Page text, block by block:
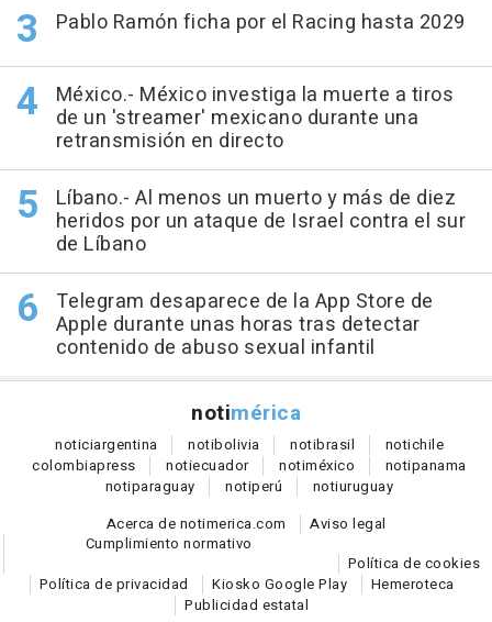
Pablo Ramón ficha por el Racing hasta 2029
México.- México investiga la muerte a tiros
de un 'streamer' mexicano durante una
retransmisión en directo
Líbano.- Al menos un muerto y más de diez
heridos por un ataque de Israel contra el sur
de Líbano
Telegram desaparece de la App Store de
Apple durante unas horas tras detectar
contenido de abuso sexual infantil
notimérica
noticiargentina notibolivia notibrasil notichile
colombiapress notiecuador notiméxico notipanama
notiparaguay notiperú notiuruguay
Acerca de notimerica.com
Aviso legal
Cumplimiento normativo
Política de cookies
Política de privacidad
Kiosko Google Play
Hemeroteca
Publicidad estatal